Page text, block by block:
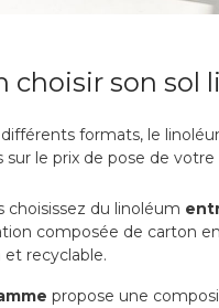
choisir son sol
différents formats, le
sur le prix de pose de
choisissez du linoléum
composée de carton
recyclable.
propose une